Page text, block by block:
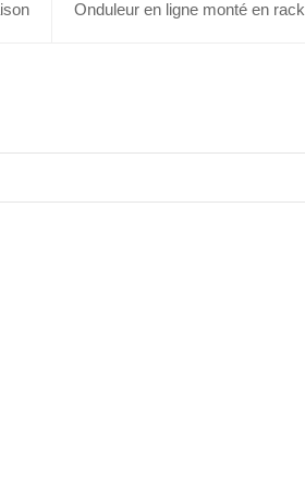
Onduleur en ligne monté en rack